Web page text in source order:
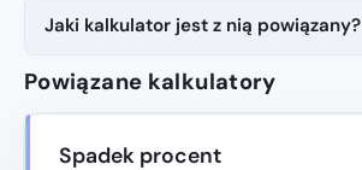
Jaki kalkulator jest z nią powiązany?
Powiązane kalkulatory
Spadek procent